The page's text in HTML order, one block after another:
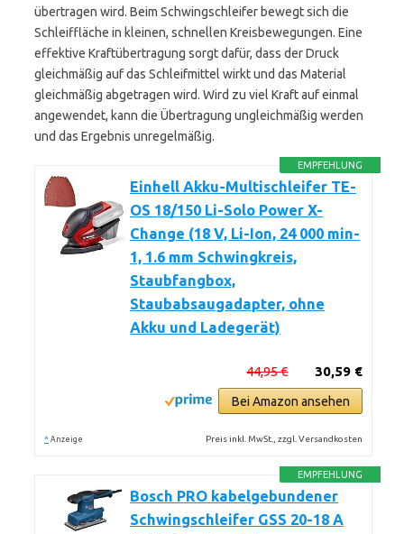
übertragen wird. Beim Schwingschleifer bewegt sich die
Schleiffläche in kleinen, schnellen Kreisbewegungen. Eine
effektive Kraftübertragung sorgt dafür, dass der Druck
gleichmäßig auf das Schleifmittel wirkt und das Material
gleichmäßig abgetragen wird. Wird zu viel Kraft auf einmal
angewendet, kann die Übertragung ungleichmäßig werden
und das Ergebnis unregelmäßig.
EMPFEHLUNG
Einhell Akku-Multischleifer TE-
OS 18/150 Li-Solo Power X-
Change (18 V, Li-Ion, 24 000 min-
1, 1.6 mm Schwingkreis,
Staubfangbox,
Staubabsaugadapter, ohne
Akku und Ladegerät)
30,59 €
44,95 €
Bei Amazon ansehen
* Anzeige Preis inkl. MwSt., zzgl. Versandkosten
EMPFEHLUNG
Bosch PRO kabelgebundener
Schwingschleifer GSS 20-18 A